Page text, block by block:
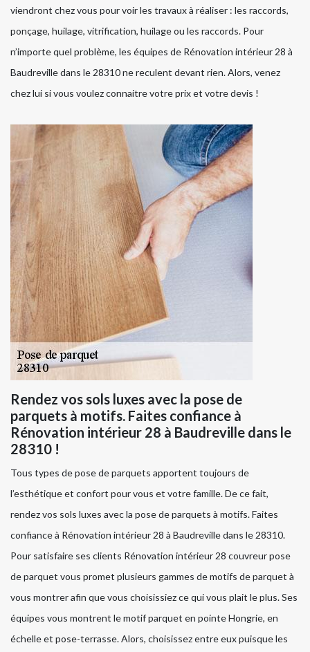
viendront chez vous pour voir les travaux à réaliser : les raccords,
ponçage, huilage, vitrification, huilage ou les raccords. Pour
n’importe quel problème, les équipes de Rénovation intérieur 28 à
Baudreville dans le 28310 ne reculent devant rien. Alors, venez
chez lui si vous voulez connaitre votre prix et votre devis !
Rendez vos sols luxes avec la pose de
parquets à motifs. Faites confiance à
Rénovation intérieur 28 à Baudreville dans le
28310 !
Tous types de pose de parquets apportent toujours de
l’esthétique et confort pour vous et votre famille. De ce fait,
rendez vos sols luxes avec la pose de parquets à motifs. Faites
confiance à Rénovation intérieur 28 à Baudreville dans le 28310.
Pour satisfaire ses clients Rénovation intérieur 28 couvreur pose
de parquet vous promet plusieurs gammes de motifs de parquet à
vous montrer afin que vous choisissiez ce qui vous plait le plus. Ses
équipes vous montrent le motif parquet en pointe Hongrie, en
échelle et pose-terrasse. Alors, choisissez entre eux puisque les